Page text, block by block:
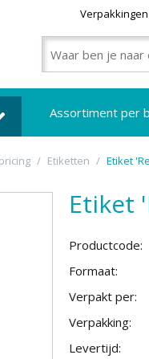
Assortiment per
/ Etiketten / Etiket
Etiket
Productcode:
Formaat:
Verpakt per:
Verpakking:
Levertijd: